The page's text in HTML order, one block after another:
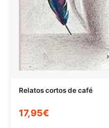
Relatos cortos de café
17,95€